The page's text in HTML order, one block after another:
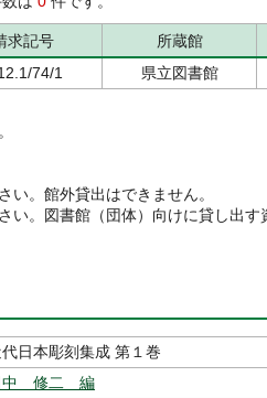
求記号
所蔵館
74/1 県立図書館
。館外貸出はできません。
い。図書館（団体）向けに貸し出す
日本彫刻集成 第１巻
中 修二 編